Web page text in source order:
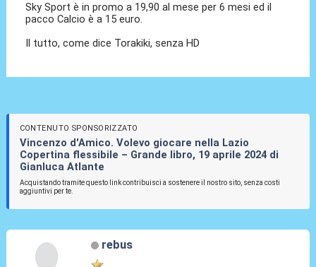
Sky Sport è in promo a 19,90 al mese per 6 mesi ed il
pacco Calcio è a 15 euro.
Il tutto, come dice Torakiki, senza HD
CONTENUTO SPONSORIZZATO
Vincenzo d'Amico. Volevo giocare nella Lazio
Copertina flessibile – Grande libro, 19 aprile 2024 di
Gianluca Atlante
Acquistando tramite questo link contribuisci a sostenere il nostro sito, senza costi
aggiuntivi per te.
rebus